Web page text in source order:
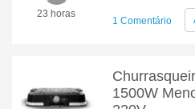
23 horas
1 Comentário
1500W